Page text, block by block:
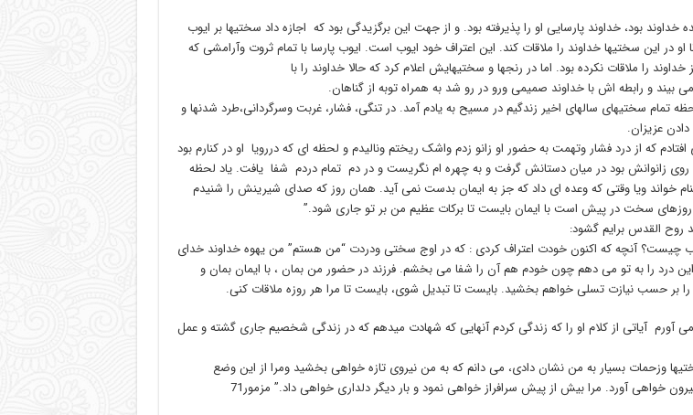
خداوند بود، خداوند پارسایی او را پذیرفته بود. و از جهت این برگزیدگی بود که اجازه داد سختیها بر ایوب
او در این سختیها خداوند را ملاقات کند. این اعتراف خود ایوب است. ایوب پارسا با تمام ثروت وآرامشی که
را ملاقات نکرده بود. اما در رنجها و سختیهایش اعلام کرد که حالا خداوند را با
و رابطه اش با خداوند صمیمی ورو در رو شد به همراه توبه از گناهان.
تمام سختیهای سالهای اخیر زندگیم در مسیح به یادم آمد. در تنگی، فشار، غربت وسرگردانی،طرد شدنها و
عزیزان.
افتادم که از درد فشار وتهمت به حضور او زانو زدم واشک ریختم ونالیدم و لحظه ای که دررویا او در کنارم بود
روی زانوانش بود در میان دستانش گرفت و به چهره ام نگریست و در دم تمام دردم شفا یافت. یاد لحظه
خواند ویا وقتی که وعده ای داد که جز به ایمان بدست نمی آید. همان روز که صدای شیرینش را شنیدم
سخت در پیش است با ایمان بایست تا برکات عظیم من بر تو جاری شود.”
روح القدس برایم گشود:
چیست؟ آنچه که اکنون خودت اعتراف کردی : که در اوج سختی ودردت “من هستم” من یهوه خداوند خدای
درد را به تو می دهم چون خودم هم آن را شفا می بخشم. فرزند در حضور من بمان ، با ایمان بمان و
را بر حسب نیازت تسلی خواهم بخشید. بایست تا تبدیل شوی، بایست تا مرا هر روزه ملاقات کنی.
می آورم آیاتی از کلام او را که زندگی کردم آنهایی که شهادت میدهم که در زندگی شخصیم جاری گشته و عمل
وزحمات بسیار به من نشان دادی، می دانم که به من نیروی تازه خواهی بخشید ومرا از این وضع
خواهی آورد. مرا بیش از پیش سرافراز خواهی نمود و بار دیگر دلداری خواهی داد.” مزمور71